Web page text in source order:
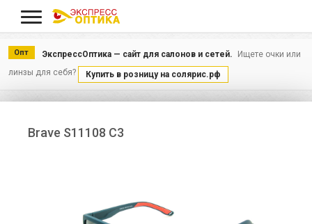
Опт ЭкспрессОптика — сайт для салонов и сетей.
Ищете очки или
линзы для себя?
Купить в розницу на солярис.рф
Brave S11108 С3